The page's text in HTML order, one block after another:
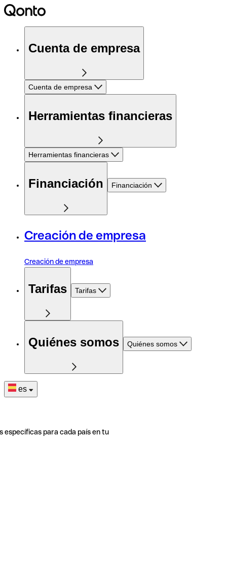
Cuenta de empresa
Cuenta de empresa
Herramientas financieras
Herramientas financieras
Financiación Financiación
Creación de empresa
Creación de empresa
Tarifas Tarifas
Quiénes somos Quiénes somos
es
específicas para cada país en tu